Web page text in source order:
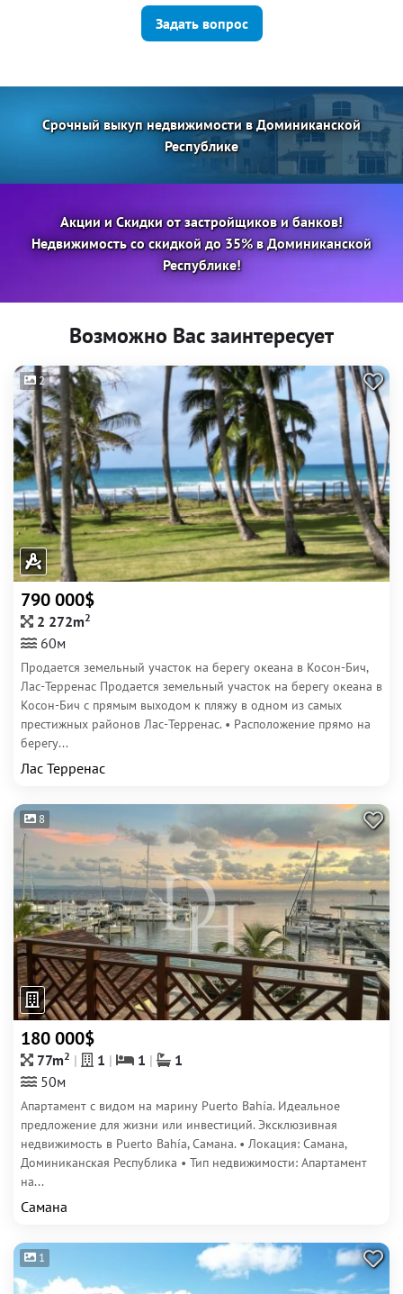
Задать вопрос
Срочный выкуп недвижимости в Доминиканской
Республике
Акции и Скидки от застройщиков и банков!
Недвижимость со скидкой до 35% в Доминиканской
Республике!
Возможно Вас заинтересует
2
790 000$
2 272m2
60м
Продается земельный участок на берегу океана в Косон-Бич,
Лас-Терренас Продается земельный участок на берегу океана в
Косон-Бич с прямым выходом к пляжу в одном из самых
престижных районов Лас-Терренас. • Расположение прямо на
берегу...
Лас Терренас
8
180 000$
77m2 1 1
1
50м
Апартамент с видом на марину Puerto Bahía. Идеальное
предложение для жизни или инвестиций. Эксклюзивная
недвижимость в Puerto Bahía, Самана. • Локация: Самана,
Доминиканская Республика • Тип недвижимости: Апартамент
на...
Самана
1